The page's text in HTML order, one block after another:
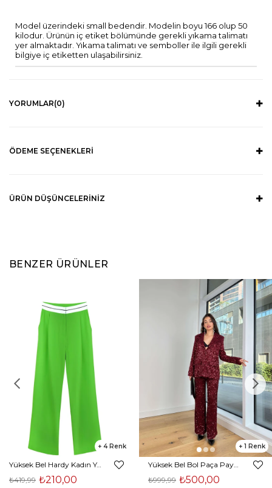
Model üzerindeki small bedendir. Modelin boyu 166 olup 50
kilodur. Ürünün iç etiket bölümünde gerekli yıkama talimatı
yer almaktadır. Yıkama talimatı ve semboller ile ilgili gerekli
bilgiye iç etiketten ulaşabilirsiniz.
YORUMLAR(0)
ÖDEME SEÇENEKLERI
ÜRÜN DÜŞÜNCELERINIZ
BENZER ÜRÜNLER
4
Yüksek Bel Hardy Kadın Yeşil Palazzo Pantolon 23K000407
₺210,00
₺419,99
1
₺500,00
₺999,99